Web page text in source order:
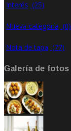
Interés (25)
Nueva categoría (0)
Nota de tapa (77)
Galería de fotos